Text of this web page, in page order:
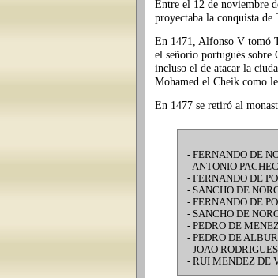
Entre el 12 de noviembre
proyectaba la conquista de
En 1471, Alfonso V tomó
el señorío portugués sobre
incluso el de atacar la
Mohamed el Cheik como
En 1477 se retiró al
- FERNANDO DE
- ANTONIO
- FERNANDO DE
- SANCHO DE
- FERNANDO DE
- SANCHO DE
- PEDRO DE
- PEDRO DE
- JOAO
- RUI MENDEZ DE